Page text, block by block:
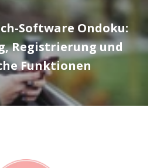
Software Ondoku:
Registrierung und
Funktionen